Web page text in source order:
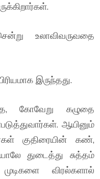
உலாவிவருவதை
இருந்தது.
கோவேறு கழுதை
ஆயினும்
குதிரையின் கண்,
துடைத்து சுத்தம்
விரல்களால்